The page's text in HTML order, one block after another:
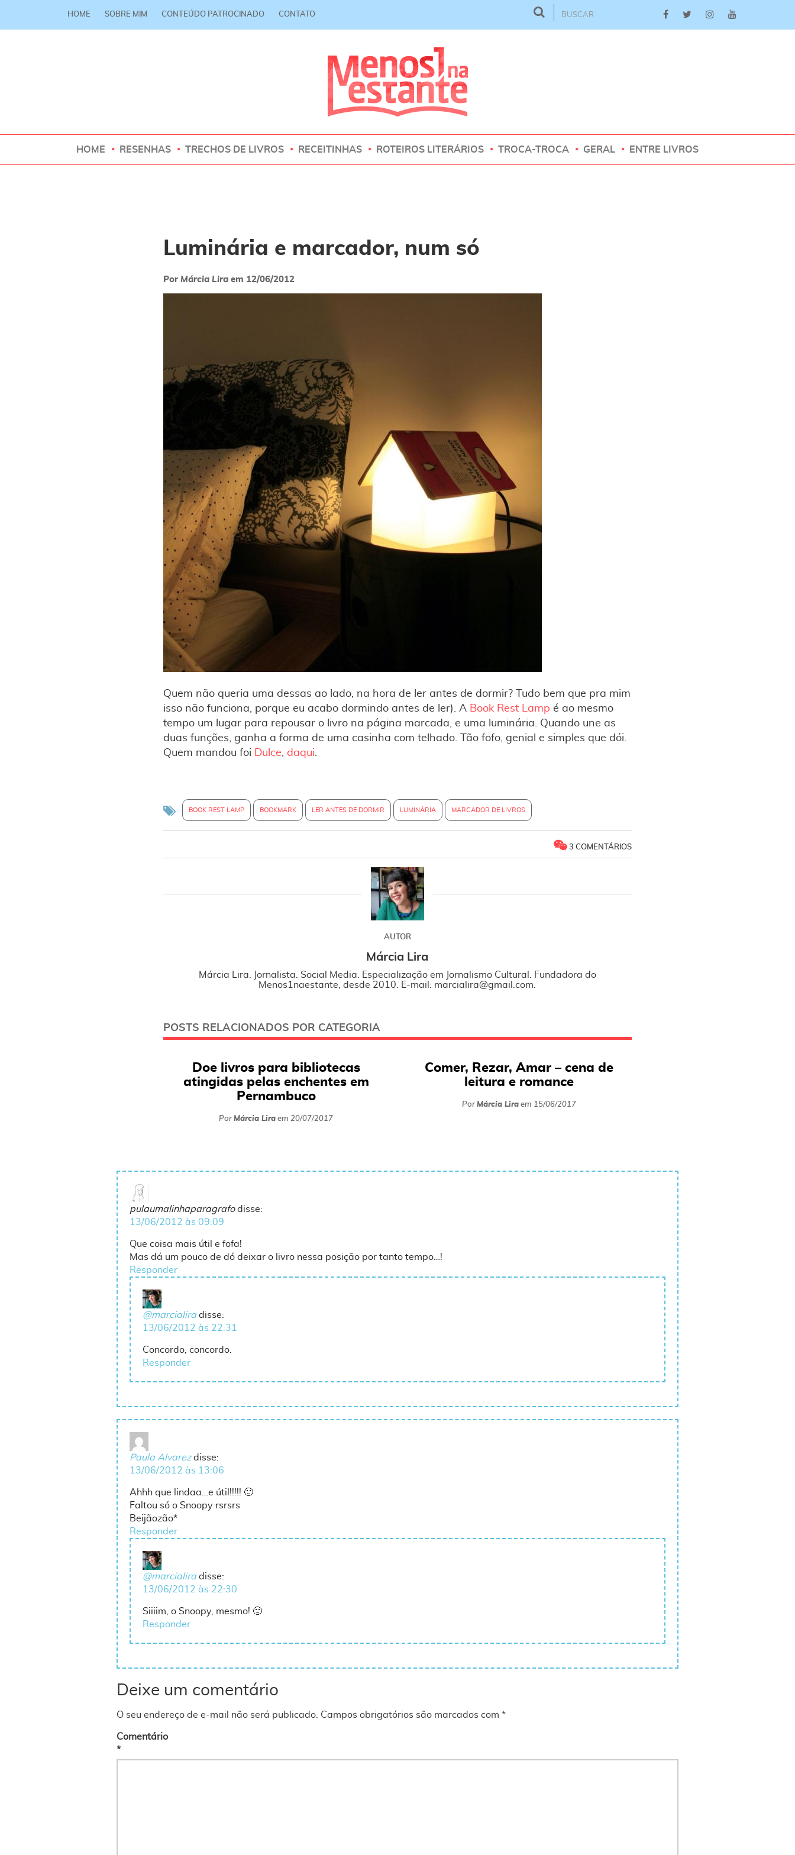
HOME SOBRE MIM CONTEÚDO PATROCINADO CONTATO
HOME RESENHAS TRECHOS DE LIVROS RECEITINHAS ROTEIROS LITERÁRIOS TROCA-TROCA GERAL ENTRE LIVROS
Luminária e marcador, num só
Por Márcia Lira em 12/06/2012
Quem não queria uma dessas ao lado, na hora de ler antes de dormir? Tudo bem que pra mim
isso não funciona, porque eu acabo dormindo antes de ler). A Book Rest Lamp é ao mesmo
tempo um lugar para repousar o livro na página marcada, e uma luminária. Quando une as
duas funções, ganha a forma de uma casinha com telhado. Tão fofo, genial e simples que dói.
Quem mandou foi Dulce, daqui.
BOOK REST LAMP BOOKMARK LER ANTES DE DORMIR LUMINÁRIA MARCADOR DE LIVROS
3 COMENTÁRIOS
AUTOR
Márcia Lira
Márcia Lira. Jornalista. Social Media. Especialização em Jornalismo Cultural. Fundadora do
Menos1naestante, desde 2010. E-mail: marcialira@gmail.com.
POSTS RELACIONADOS POR CATEGORIA
Doe livros para bibliotecas
atingidas pelas enchentes em
Pernambuco
PorMárcia Lira em20/07/2017
Comer, Rezar, Amar – cena de
leitura e romance
Por Márcia Liraem 15/06/2017
pulaumalinhaparagrafo disse:
13/06/2012 às 09:09
Que coisa mais útil e fofa!
Mas dá um pouco de dó deixar o livro nessa posição por tanto tempo…!
Responder
@marcialira disse:
13/06/2012 às 22:31
Concordo, concordo.
Responder
Paula Alvarez disse:
13/06/2012 às 13:06
Ahhh que lindaa…e útil!!!!! 🙂
Faltou só o Snoopy rsrsrs
Beijãozão*
Responder
@marcialira disse:
13/06/2012 às 22:30
Siiiim, o Snoopy, mesmo! 🙂
Responder
Deixe um comentário
O seu endereço de e-mail não será publicado. Campos obrigatórios são marcados com *
Comentário
*